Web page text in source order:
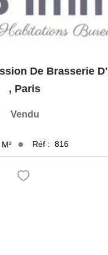
, Paris
Vendu
M² Réf : 816